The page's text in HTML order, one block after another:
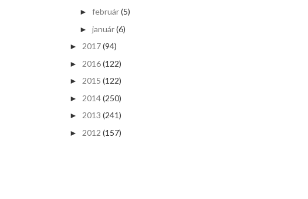
► február(5)
► január(6)
► 2017(94)
► 2016(122)
► 2015 (122)
► 2014(250)
► 2013 (241)
► 2012 (157)